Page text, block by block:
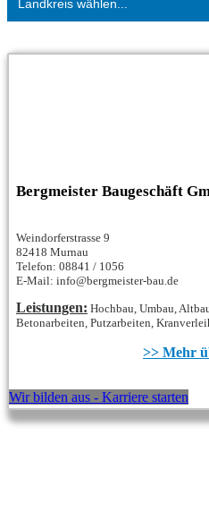
Landkreis wählen...
Bergmeister Baugeschäft
Weindorferstrasse 9
82418 Murnau
Telefon: 08841 / 1056
E-Mail: info@bergmeister-bau.de
Leistungen: Hochbau, Umbau,
Betonarbeiten, Putzarbeiten,
>> Mehr
Wir bilden aus - Karriere starten